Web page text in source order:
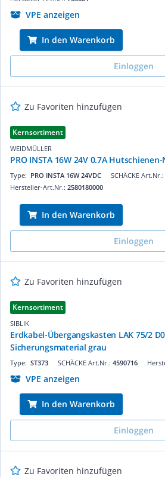
VPE anzeigen
In den Warenkorb
Einloggen
Zu Favoriten hinzufügen
Kernsortiment
WEIDMÜLLER
PRO INSTA 16W 24V 0.7A
SCHÄCKE Art.Nr.:
Type: PRO INSTA 16W 24VDC
Hersteller-Art.Nr.: 2580180000
In den Warenkorb
Einloggen
Zu Favoriten hinzufügen
Kernsortiment
SIBLIK
Erdkabel-Übergangskasten LAK 75/2
Sicherungsmaterial grau
SCHÄCKE Art.Nr.: 4590716
Type: ST373
VPE anzeigen
In den Warenkorb
Einloggen
Zu Favoriten hinzufügen